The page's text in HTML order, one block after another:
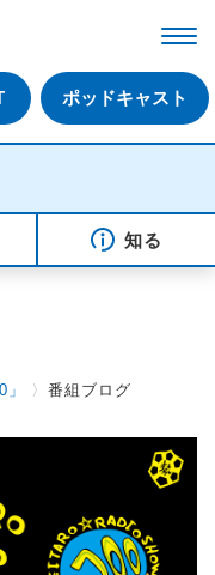
ポッドキャスト
知る
〉番組ブログ